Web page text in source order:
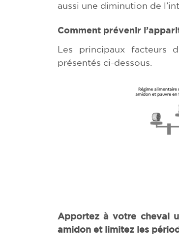
aussi une diminution de
Comment prévenir
Les principaux facteurs
présentés ci-dessous.
Apportez à votre cheval
amidon et limitez les